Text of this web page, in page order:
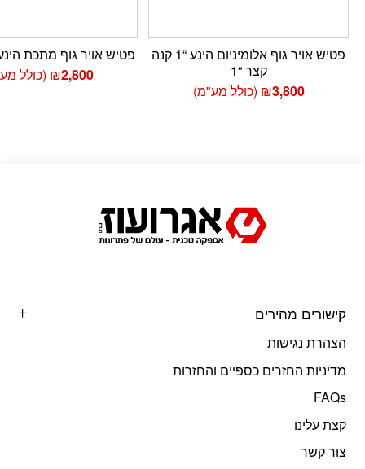
פטיש אויר גוף אלומיניום הינע “1 קנה
קצר “1
₪3,800 (כולל מע"מ)
פטיש אויר גוף מתכת הינע “1,
₪2,800 (כולל
קישורים מהירים
הצהרת נגישות
מדיניות החזרים כספיים והחזרות
FAQs
קצת עלינו
צור קשר